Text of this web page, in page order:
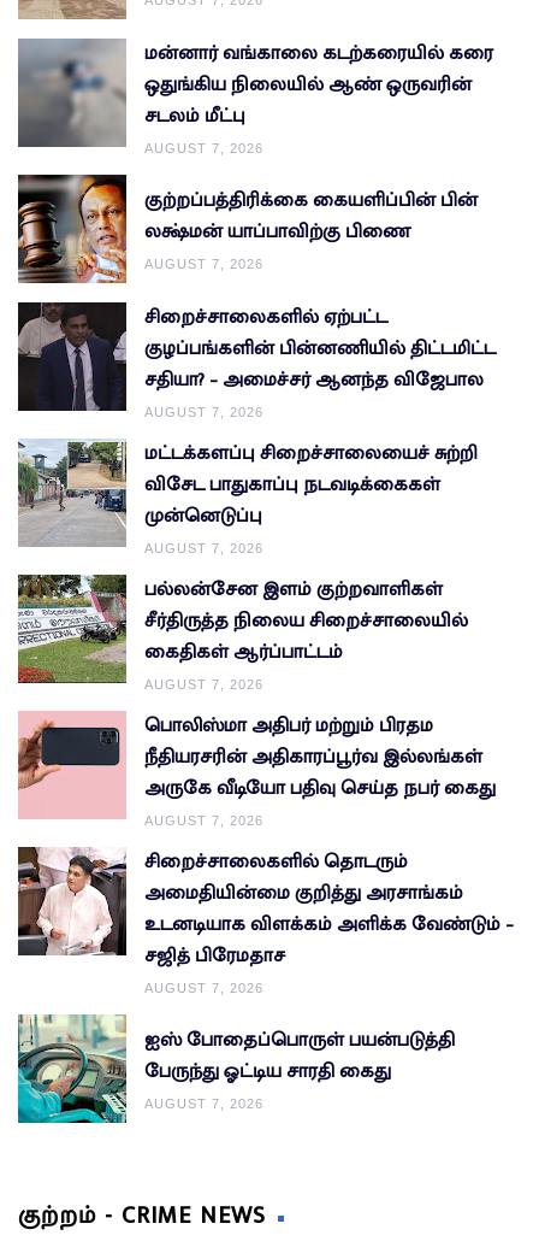
மன்னார் வங்காலை கடற்கரையில் கரை
ஒதுங்கிய நிலையில் ஆண் ஒருவரின்
சடலம் மீட்பு
AUGUST 7, 2026
குற்றப்பத்திரிக்கை கையளிப்பின் பின்
லக்ஷ்மன் யாப்பாவிற்கு பிணை
AUGUST 7, 2026
சிறைச்சாலைகளில் ஏற்பட்ட
குழப்பங்களின் பின்னணியில் திட்டமிட்ட
சதியா? – அமைச்சர் ஆனந்த விஜேபால
AUGUST 7, 2026
மட்டக்களப்பு சிறைச்சாலையைச் சுற்றி
விசேட பாதுகாப்பு நடவடிக்கைகள்
முன்னெடுப்பு
AUGUST 7, 2026
பல்லன்சேன இளம் குற்றவாளிகள்
சீர்திருத்த நிலைய சிறைச்சாலையில்
கைதிகள் ஆர்ப்பாட்டம்
AUGUST 7, 2026
பொலிஸ்மா அதிபர் மற்றும் பிரதம
நீதியரசரின் அதிகாரப்பூர்வ இல்லங்கள்
அருகே வீடியோ பதிவு செய்த நபர் கைது
AUGUST 7, 2026
சிறைச்சாலைகளில் தொடரும்
அமைதியின்மை குறித்து அரசாங்கம்
உடனடியாக விளக்கம் அளிக்க வேண்டும் –
சஜித் பிரேமதாச
AUGUST 7, 2026
ஐஸ் போதைப்பொருள் பயன்படுத்தி
பேருந்து ஓட்டிய சாரதி கைது
AUGUST 7, 2026
குற்றம் - CRIME NEWS